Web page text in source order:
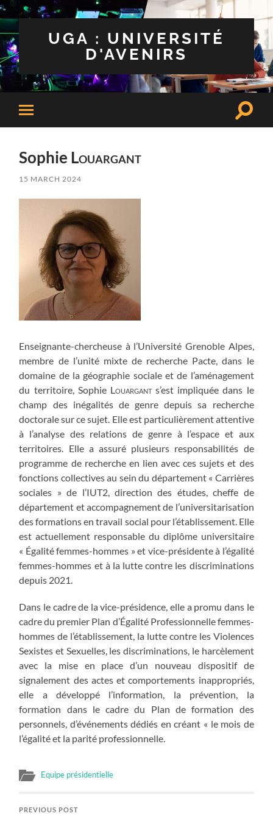
UGA : UNIVERSITÉ
D'AVENIRS
Toggle
mobile
Toggle
Sophie Louargant
15 MARCH 2024
Enseignante-chercheuse à l’Université Grenoble Alpes,
membre de l’unité mixte de recherche Pacte, dans le
domaine de la géographie sociale et de l’aménagement
du territoire, Sophie Louargants’est impliquée dans le
champ des inégalités de genre depuis sa recherche
doctorale sur ce sujet. Elle est particulièrement attentive
à l’analyse des relations de genre à l’espace et aux
territoires. Elle a assuré plusieurs responsabilités de
programme de recherche en lien avec ces sujets et des
fonctions collectives au sein du département « Carrières
sociales » de l’IUT2, direction des études, cheffe de
département et accompagnement de l’universitarisation
des formations en travail social pour l’établissement. Elle
est actuellement responsable du diplôme universitaire
« Égalité femmes-hommes » et vice-présidente à l’égalité
femmes-hommes et à la lutte contre les discriminations
depuis 2021.
Dans le cadre de la vice-présidence, elle a promu dans le
cadre du premier Plan d’Égalité Professionnelle femmes-
hommes de l’établissement, la lutte contre les Violences
Sexistes et Sexuelles, les discriminations, le harcèlement
avec la mise en place d’un nouveau dispositif de
signalement des actes et comportements inappropriés,
elle a développé l’information, la prévention, la
formation dans le cadre du Plan de formation des
personnels, d’événements dédiés en créant « le mois de
l’égalité et la parité professionnelle.
Equipe présidentielle
PREVIOUS POST